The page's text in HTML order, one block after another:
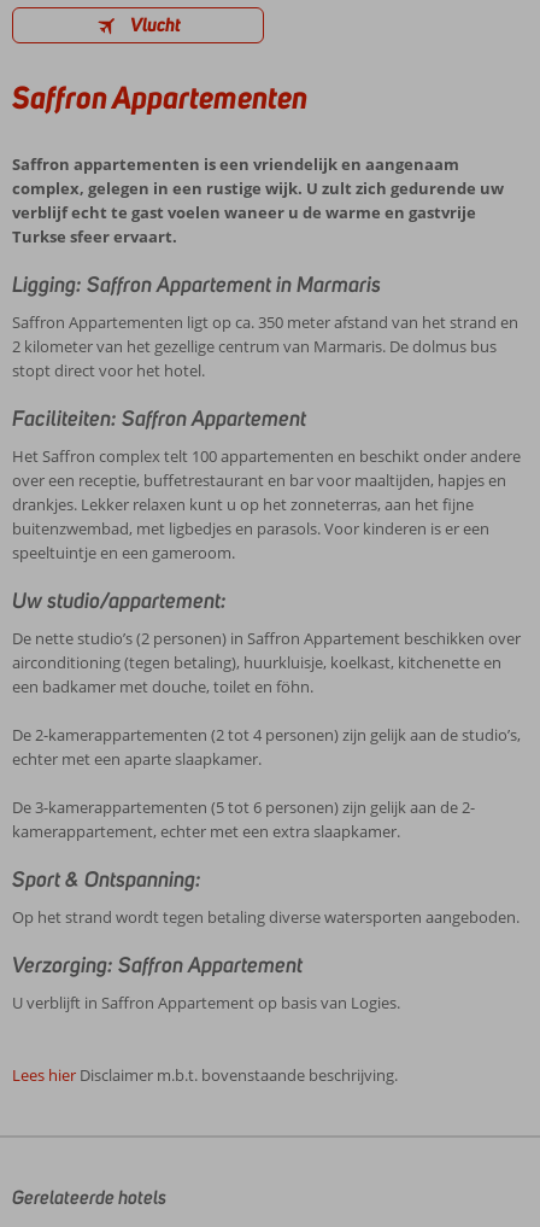
Vlucht
Saffron Appartementen
Saffron appartementen is een vriendelijk en aangenaam
complex, gelegen in een rustige wijk. U zult zich gedurende uw
verblijf echt te gast voelen waneer u de warme en gastvrije
Turkse sfeer ervaart.
Ligging: Saffron Appartement in Marmaris
Saffron Appartementen ligt op ca. 350 meter afstand van het strand en
2 kilometer van het gezellige centrum van Marmaris. De dolmus bus
stopt direct voor het hotel.
Faciliteiten: Saffron Appartement
Het Saffron complex telt 100 appartementen en beschikt onder andere
over een receptie, buffetrestaurant en bar voor maaltijden, hapjes en
drankjes. Lekker relaxen kunt u op het zonneterras, aan het fijne
buitenzwembad, met ligbedjes en parasols. Voor kinderen is er een
speeltuintje en een gameroom.
Uw studio/appartement:
De nette studio’s (2 personen) in Saffron Appartement beschikken over
airconditioning (tegen betaling), huurkluisje, koelkast, kitchenette en
een badkamer met douche, toilet en föhn.
De 2-kamerappartementen (2 tot 4 personen) zijn gelijk aan de studio’s,
echter met een aparte slaapkamer.
De 3-kamerappartementen (5 tot 6 personen) zijn gelijk aan de 2-
kamerappartement, echter met een extra slaapkamer.
Sport & Ontspanning:
Op het strand wordt tegen betaling diverse watersporten aangeboden.
Verzorging: Saffron Appartement
U verblijft in Saffron Appartement op basis van Logies.
Lees hier Disclaimer m.b.t. bovenstaande beschrijving.
door
Gerelateerde hotels